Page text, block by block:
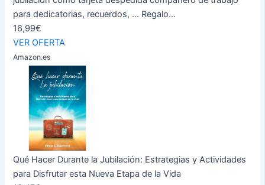
para dedicatorias, recuerdos, ... Regalo...
16,99€
VER OFERTA
Amazon.es
Qué Hacer Durante la Jubilación: Estrategias y Actividades
para Disfrutar esta Nueva Etapa de la Vida